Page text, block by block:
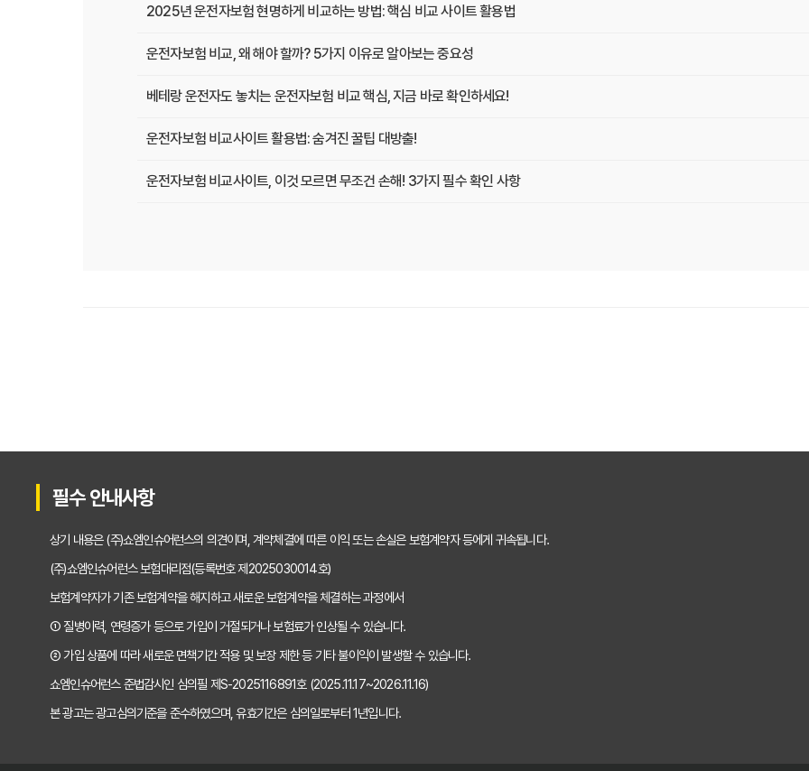
2025년 운전자보험 현명하게 비교하는 방법: 핵심 비교 사이트 활용법
운전자보험 비교, 왜 해야 할까? 5가지 이유로 알아보는 중요성
베테랑 운전자도 놓치는 운전자보험 비교 핵심, 지금 바로 확인하세요!
운전자보험 비교사이트 활용법: 숨겨진 꿀팁 대방출!
운전자보험 비교사이트, 이것 모르면 무조건 손해! 3가지 필수 확인 사항
"나만 몰랐네?" 운전자보험 비교사이트 선택, 이것만 알면 보험료 절반으로!
"교통사고, 이제 두렵지 않아!" 운전자보험 비교, 내 상황에 맞는 최적의 플랜 찾기
2025년, 운전자보험 비교사이트 똑똑하게 활용하는 5가지 방법
운전자보험 비교사이트 선택 전 반드시 알아야 할 핵심 정보 5가지
필수 안내사항
상기 내용은 (주)쇼엠인슈어런스의 의견이며, 계약체결에 따른 이익 또는 손실은 보험계약자 등에게 귀속됩니다.
(주)쇼엠인슈어런스 보험대리점(등록번호 제2025030014호)
보험계약자가 기존 보험계약을 해지하고 새로운 보험계약을 체결하는 과정에서
① 질병이력, 연령증가 등으로 가입이 거절되거나 보험료가 인상될 수 있습니다.
② 가입 상품에 따라 새로운 면책기간 적용 및 보장 제한 등 기타 불이익이 발생할 수 있습니다.
쇼엠인슈어런스 준법감시인 심의필 제S-2025116891호 (2025.11.17~2026.11.16)
본 광고는 광고심의기준을 준수하였으며, 유효기간은 심의일로부터 1년입니다.